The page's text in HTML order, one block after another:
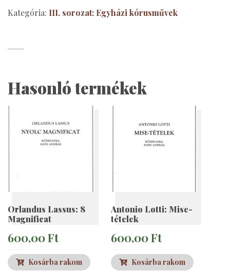
kamaraének
Kategória: III. sorozat: Egyházi kórusművek
Hasonló termékek
Orlandus Lassus: 8
Magnificat
600,00Ft
Kosárba rakom
Antonio Lotti: Mise-
tételek
600,00Ft
Kosárba rakom